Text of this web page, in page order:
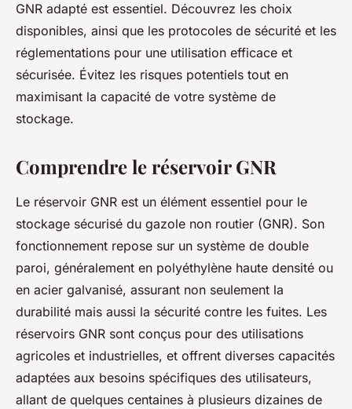
GNR adapté est essentiel. Découvrez les choix
disponibles, ainsi que les protocoles de sécurité et les
réglementations pour une utilisation efficace et
sécurisée. Évitez les risques potentiels tout en
maximisant la capacité de votre système de
stockage.
Comprendre le réservoir GNR
Le réservoir GNR est un élément essentiel pour le
stockage sécurisé du gazole non routier (GNR). Son
fonctionnement repose sur un système de double
paroi, généralement en polyéthylène haute densité ou
en acier galvanisé, assurant non seulement la
durabilité mais aussi la sécurité contre les fuites. Les
réservoirs GNR sont conçus pour des utilisations
agricoles et industrielles, et offrent diverses capacités
adaptées aux besoins spécifiques des utilisateurs,
allant de quelques centaines à plusieurs dizaines de